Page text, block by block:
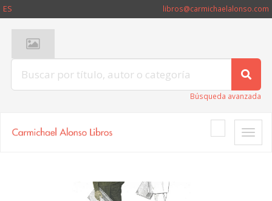
ES libros@carmichaelalonso.com
Búsqueda avanzada
Toggle